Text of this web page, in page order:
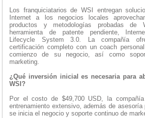
Los franquiciatarios de WSI entregan
Internet a los negocios locales
productos y metodologías probadas
herramienta de patente pendiente,
Lifecycle System 3.0. La compañía
certificación completo con un coach
comienzo de su negocio, así como
marketing.
¿Qué inversión inicial es necesaria para
WSI?
Por el costo de $49,700 USD, la
entrenamiento extensivo, además de asesoría
se inicia el negocio y soporte continuo de